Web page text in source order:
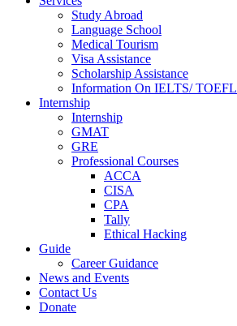
Study Abroad
Language School
Medical Tourism
Visa Assistance
Scholarship Assistance
Information On IELTS/ TOEFL
Internship
Internship
GMAT
GRE
Professional Courses
ACCA
CISA
CPA
Tally
Ethical Hacking
Guide
Career Guidance
News and Events
Contact Us
Donate